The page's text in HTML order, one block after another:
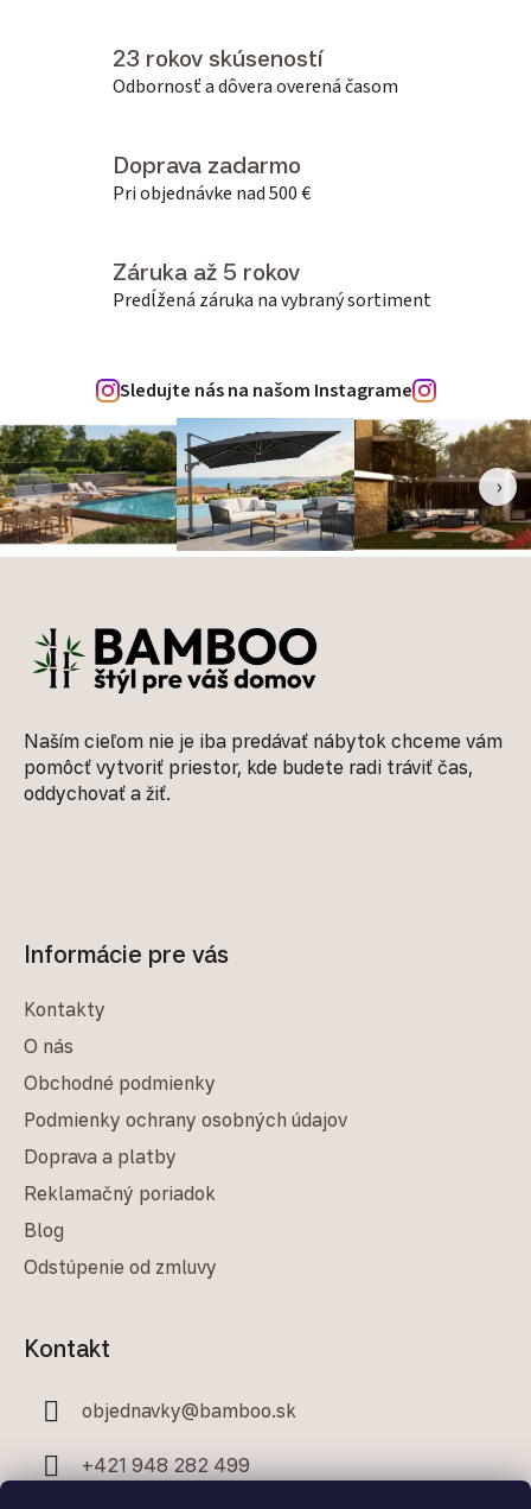
23 rokov skúseností
Odbornosť a dôvera overená časom
Doprava zadarmo
Pri objednávke nad 500 €
Záruka až 5 rokov
Predĺžená záruka na vybraný sortiment
Sledujte nás na našom Instagrame
‹ ›
Naším cieľom nie je iba predávať nábytok chceme vám
pomôcť vytvoriť priestor, kde budete radi tráviť čas,
oddychovať a žiť.
Informácie pre vás
Kontakty
O nás
Obchodné podmienky
Podmienky ochrany osobných údajov
Doprava a platby
Reklamačný poriadok
Blog
Odstúpenie od zmluvy
Kontakt
objednavky@bamboo.sk
+421 948 282 499